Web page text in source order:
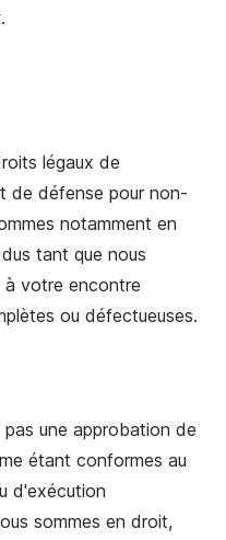
légaux de
de défense pour non-
notamment en
tant que nous
à votre encontre
ou défectueuses.
une approbation de
étant conformes au
d'exécution
sommes en droit,